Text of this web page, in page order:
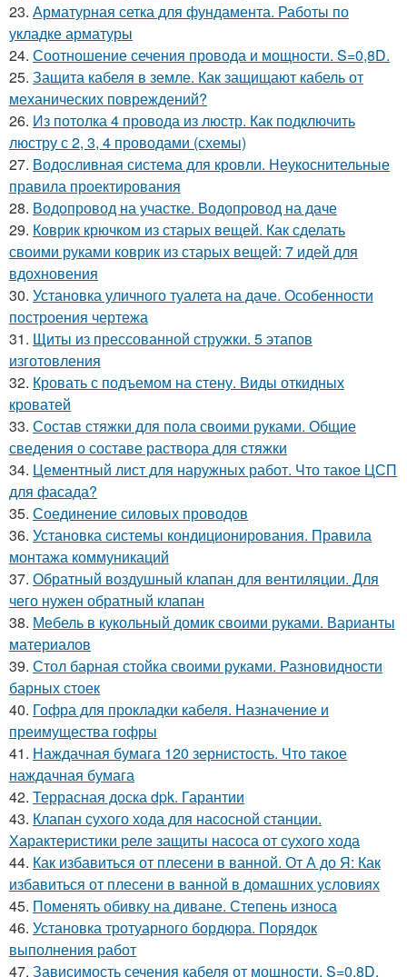
23. Арматурная сетка для фундамента. Работы по
укладке арматуры
24. Соотношение сечения провода и мощности. S=0,8D.
25. Защита кабеля в земле. Как защищают кабель от
механических повреждений?
26. Из потолка 4 провода из люстр. Как подключить
люстру с 2, 3, 4 проводами (схемы)
27. Водосливная система для кровли. Неукоснительные
правила проектирования
28. Водопровод на участке. Водопровод на даче
29. Коврик крючком из старых вещей. Как сделать
своими руками коврик из старых вещей: 7 идей для
вдохновения
30. Установка уличного туалета на даче. Особенности
построения чертежа
31. Щиты из прессованной стружки. 5 этапов
изготовления
32. Кровать с подъемом на стену. Виды откидных
кроватей
33. Состав стяжки для пола своими руками. Общие
сведения о составе раствора для стяжки
34. Цементный лист для наружных работ. Что такое ЦСП
для фасада?
35. Соединение силовых проводов
36. Установка системы кондиционирования. Правила
монтажа коммуникаций
37. Обратный воздушный клапан для вентиляции. Для
чего нужен обратный клапан
38. Мебель в кукольный домик своими руками. Варианты
материалов
39. Стол барная стойка своими руками. Разновидности
барных стоек
40. Гофра для прокладки кабеля. Назначение и
преимущества гофры
41. Наждачная бумага 120 зернистость. Что такое
наждачная бумага
42. Террасная доска dpk. Гарантии
43. Клапан сухого хода для насосной станции.
Характеристики реле защиты насоса от сухого хода
44. Как избавиться от плесени в ванной. От А до Я: Как
избавиться от плесени в ванной в домашних условиях
45. Поменять обивку на диване. Степень износа
46. Установка тротуарного бордюра. Порядок
выполнения работ
47. Зависимость сечения кабеля от мощности. S=0,8D.